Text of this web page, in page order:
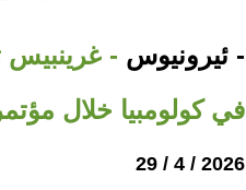
- ئيرونيوس - غرينبيس
في كولومبيا خلال
2026 / 4 / 29